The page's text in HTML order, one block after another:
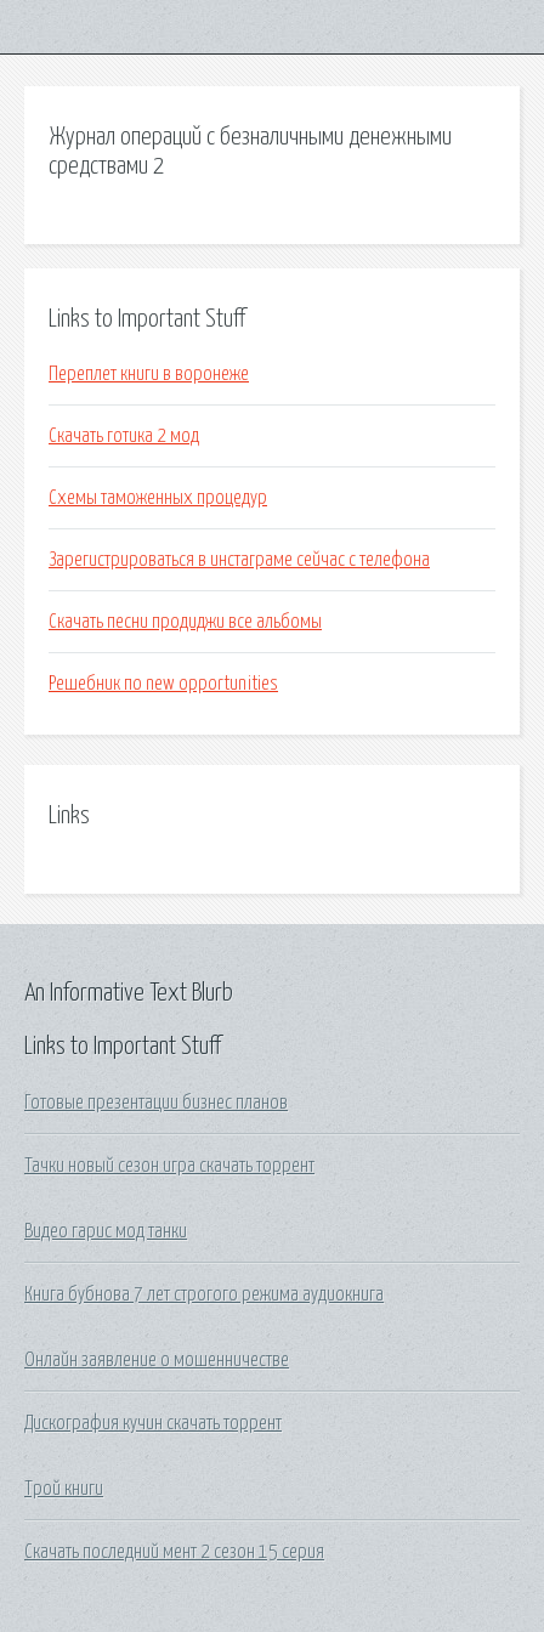
Журнал операций с безналичными денежными
средствами 2
Links to Important Stuff
Переплет книги в воронеже
Скачать готика 2 мод
Схемы таможенных процедур
Зарегистрироваться в инстаграме сейчас с телефона
Скачать песни продиджи все альбомы
Решебник по new opportunities
Links
Links to Important Stuff
Готовые презентации бизнес планов
Тачки новый сезон игра скачать торрент
Видео гарис мод танки
Книга бубнова 7 лет строгого режима аудиокнига
Онлайн заявление о мошенничестве
Дискография кучин скачать торрент
Трой книги
Скачать последний мент 2 сезон 15 серия
An Informative Text Blurb